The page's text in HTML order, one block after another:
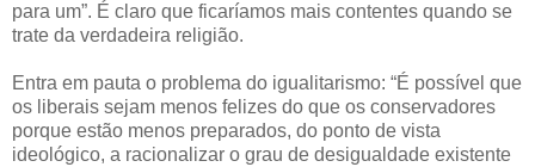
para um”. É claro que ficaríamos mais contentes quando se
trate da verdadeira religião.
Entra em pauta o problema do igualitarismo: “É possível que
os liberais sejam menos felizes do que os conservadores
porque estão menos preparados, do ponto de vista
ideológico, a racionalizar o grau de desigualdade existente